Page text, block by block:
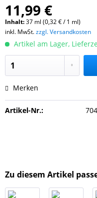
11,99 €
Inhalt:37 ml (0,32 € / 1 ml)
inkl. MwSt.zzgl. Versandkosten
Artikel am Lager,
Merken
Artikel-Nr.:
Zu diesem Artikel